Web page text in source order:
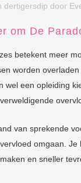
dertigersdip door
om De
betekent meer
worden
wel een opleiding
van sprekende
omgaan.
en sneller